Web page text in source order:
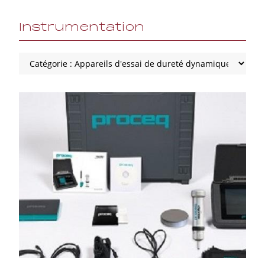
Instrumentation